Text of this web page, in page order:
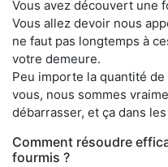
Vous avez découvert une
Vous allez devoir nous
ne faut pas longtemps à
votre demeure.
Peu importe la quantité
vous, nous sommes
débarrasser, et ça dans
Comment résoudre
fourmis ?